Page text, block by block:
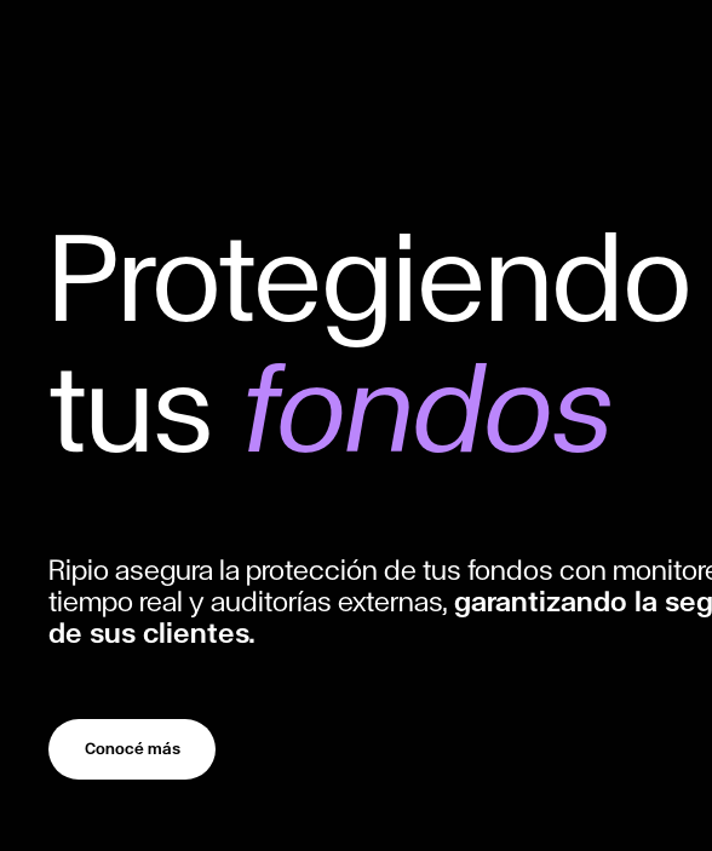
Protegiendo
tus fondos
Ripio asegura la protección de tus fondos con
tiempo real y auditorías externas, garantizando la
de sus clientes.
Conocé más